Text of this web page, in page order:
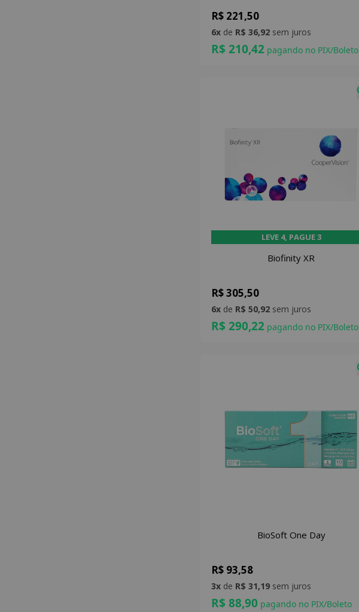
R$ 221,50
6x de R$ 36,92 sem juros
R$ 210,42 pagando no PIX/Boleto
LEVE 4, PAGUE 3
Biofinity XR
R$ 305,50
6x de R$ 50,92 sem juros
R$ 290,22 pagando no PIX/Boleto
BioSoft One Day
R$ 93,58
3x de R$ 31,19 sem juros
R$ 88,90 pagando no PIX/Boleto